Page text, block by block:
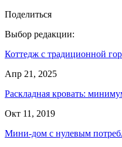
Поделиться
Выбор редакции:
Коттедж с традиционной
Апр 21, 2025
Раскладная кровать:
Окт 11, 2019
Мини-дом с нулевым